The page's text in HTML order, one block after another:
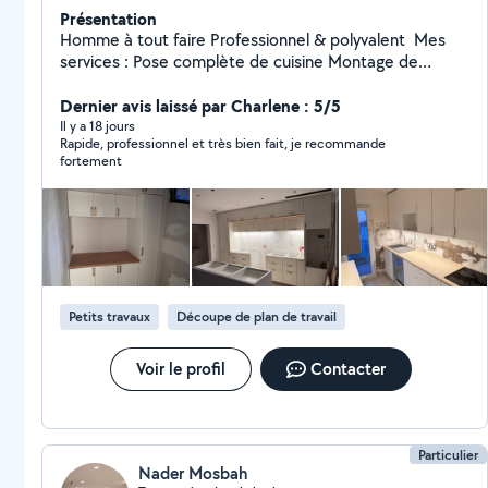
Présentation
Homme à tout faire Professionnel & polyvalent ️ Mes
services : Pose complète de cuisine Montage de
meubles Travaux de peinture & placo et tapisserie
Fixation de cadres, étagères, TV murale Électricité &
plomberie Pose de sol (PVC, lino, dalles clipsables)
Faïence Terrasse en bois Professionnel équipé de
matériel de qualité Travail soigné, propre et précis
Intervention rapide Prix très compétitifs Contact : 07
ou des conseil
Dernier avis laissé par Charlene : 5/5
Il y a 18 jours
Rapide, professionnel et très bien fait, je recommande
fortement
Petits travaux Découpe de plan de travail
Voir le profil Contacter
Particulier
Nader Mosbah